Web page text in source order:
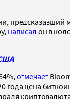
написал он в
отмечает
года цена